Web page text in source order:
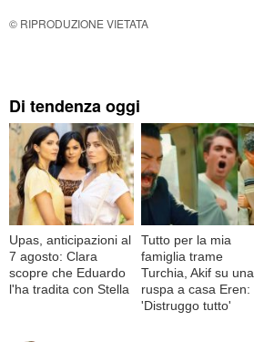
© RIPRODUZIONE VIETATA
Di tendenza oggi
Upas, anticipazioni al
7 agosto: Clara
scopre che Eduardo
l'ha tradita con Stella
Tutto per la mia
famiglia trame
Turchia, Akif su una
ruspa a casa Eren:
'Distruggo tutto'